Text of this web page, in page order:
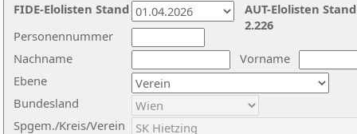
Nachname
Vorname
Ebene
Personennummer
Bundesland
Spgem./Kreis/Verein
AUT-Elolisten
2.226
FIDE-Elolisten Stand